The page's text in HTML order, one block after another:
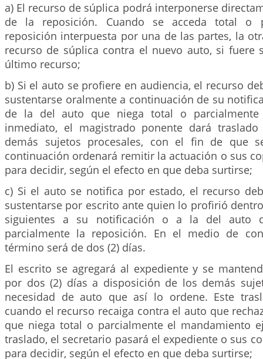
a) El recurso de súplica podrá interponerse
de la reposición. Cuando se acceda total o
reposición interpuesta por una de las partes, la
recurso de súplica contra el nuevo auto, si fuere
último recurso;
b) Si el auto se profiere en audiencia, el recurso
sustentarse oralmente a continuación de su
de la del auto que niega total o parcialmente
inmediato, el magistrado ponente dará
demás sujetos procesales, con el fin de que
continuación ordenará remitir la actuación o sus
para decidir, según el efecto en que deba surtirse;
c) Si el auto se notifica por estado, el recurso
sustentarse por escrito ante quien lo profirió
siguientes a su notificación o a la del auto
parcialmente la reposición. En el medio de
término será de dos (2) días.
El escrito se agregará al expediente y se
por dos (2) días a disposición de los demás
necesidad de auto que así lo ordene. Este
cuando el recurso recaiga contra el auto que
que niega total o parcialmente el mandamiento
traslado, el secretario pasará el expediente o sus
para decidir, según el efecto en que deba surtirse;